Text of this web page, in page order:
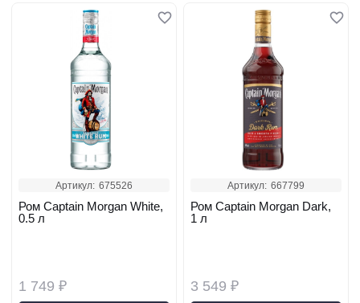
Артикул: 675526
1 749 ₽
Ром Captain Morgan White,
0.5 л
Артикул: 667799
3 549 ₽
Ром Captain Morgan Dark,
1 л